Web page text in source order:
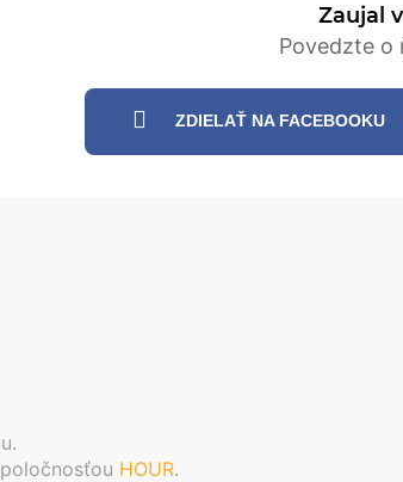
Zaujal
Povedzte o
ZDIELAŤ NA FACEBOOKU
HOUR.